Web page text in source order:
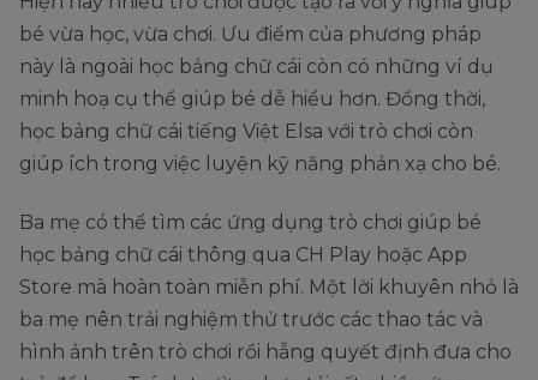
bé vừa học, vừa chơi. Ưu điểm của phương pháp
này là ngoài học bảng chữ cái còn có những ví dụ
minh hoạ cụ thể giúp bé dễ hiểu hơn. Đồng thời,
học bảng chữ cái tiếng Việt Elsa với trò chơi còn
giúp ích trong việc luyện kỹ năng phản xạ cho bé.
Ba mẹ có thể tìm các ứng dụng trò chơi giúp bé
học bảng chữ cái thông qua CH Play hoặc App
Store mà hoàn toàn miễn phí. Một lời khuyên nhỏ là
ba mẹ nên trải nghiệm thử trước các thao tác và
hình ảnh trên trò chơi rồi hẵng quyết định đưa cho